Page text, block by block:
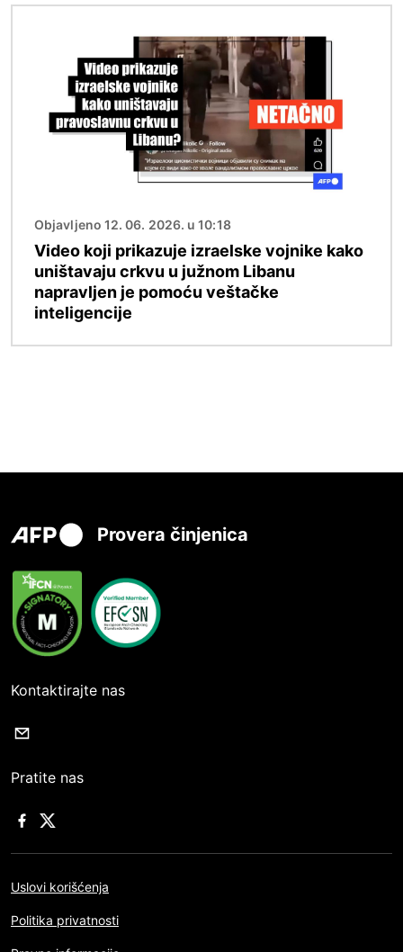
Objavljeno 12. 06. 2026. u 10:18
Video koji prikazuje izraelske vojnike kako
uništavaju crkvu u južnom Libanu
napravljen je pomoću veštačke
inteligencije
Provera činjenica
Kontaktirajte nas
Pratite nas
Uslovi korišćenja
Politika privatnosti